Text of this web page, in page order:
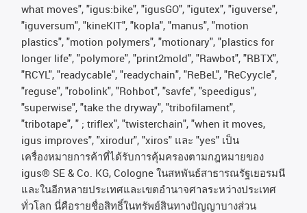
what moves", "igus:bike", "igusGO", "igutex", "iguverse",
"iguversum", "kineKIT", "kopla", "manus", "motion
plastics", "motion polymers", "motionary", "plastics for
longer life", "polymore", "print2mold", "Rawbot", "RBTX",
"RCYL", "readycable", "readychain", "ReBeL", "ReCyycle",
"reguse", "robolink", "Rohbot", "savfe", "speedigus",
"superwise", "take the dryway", "tribofilament",
"tribotape", " ; triflex", "twisterchain", "when it moves,
igus improves", "xirodur", "xiros" และ "yes" เป็น
เครื่องหมายการค้าที่ได้รับการคุ้มครองตามกฎหมายของ
igus® SE & Co. KG, Cologne ในสหพันธ์สาธารณรัฐเยอรมนี
และในอีกหลายประเทศและเขตอํานาจศาลระหว่างประเทศ
ทั่วโลก นี่คือรายชื่อสิทธิ์ในทรัพย์สินทางปัญญาบางส่วน